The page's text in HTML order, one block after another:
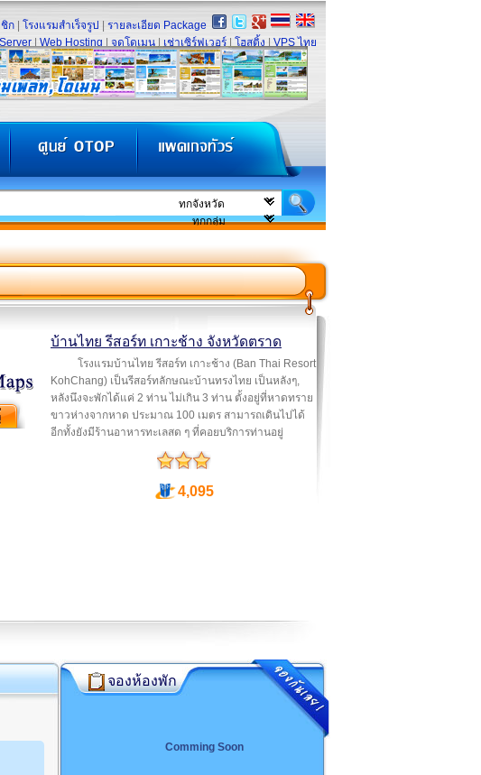
ก โรงแรมสำเร็จรูป
รายละเอียด Package
Web Hosting จดโดเมน เช่าเซิร์ฟเวอร์ โฮสติ้ง VPS ไทย
บ้านไทย รีสอร์ท เกาะช้าง จังหวัดตราด
โรงแรมบ้านไทย รีสอร์ท เกาะช้าง (Ban Thai Resort
KohChang) เป็นรีสอร์ทลักษณะบ้านทรงไทย เป็นหลังๆ,
หลังนึงจะพักได้แค่ 2 ท่าน ไม่เกิน 3 ท่าน ตั้งอยู่ที่หาดทราย
ขาวห่างจากหาด ประมาณ 100 เมตร สามารถเดินไปได้
อีกทั้งยังมีร้านอาหารทะเลสด ๆ ที่คอยบริการท่านอยู่
4,095
จองห้องพัก
Comming Soon